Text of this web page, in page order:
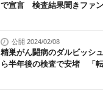
で宣言 検査結果聞きファ
公開 2024/02/08
精巣がん闘病のダルビッシ
ら半年後の検査で安堵 「